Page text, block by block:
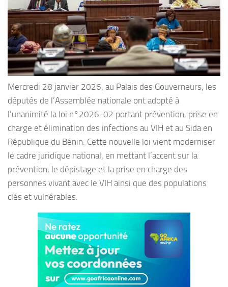
Mercredi 28 janvier 2026, au Palais des Gouverneurs, les
députés de l’Assemblée nationale ont adopté à
l’unanimité la loi n°2026-02 portant prévention, prise en
charge et élimination des infections au VIH et au Sida en
République du Bénin. Cette nouvelle loi vient moderniser
le cadre juridique national, en mettant l’accent sur la
prévention, le dépistage et la prise en charge des
personnes vivant avec le VIH ainsi que des populations
clés et vulnérables.